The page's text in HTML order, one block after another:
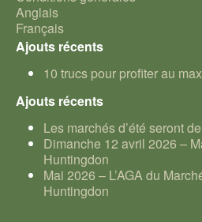
Anglais
Français
Ajouts récents
10 trucs pour profiter au
Ajouts récents
Les marchés d’été seront
Dimanche 12 avril 2026 –
Huntingdon
Mai 2026 – L’AGA du
Huntingdon